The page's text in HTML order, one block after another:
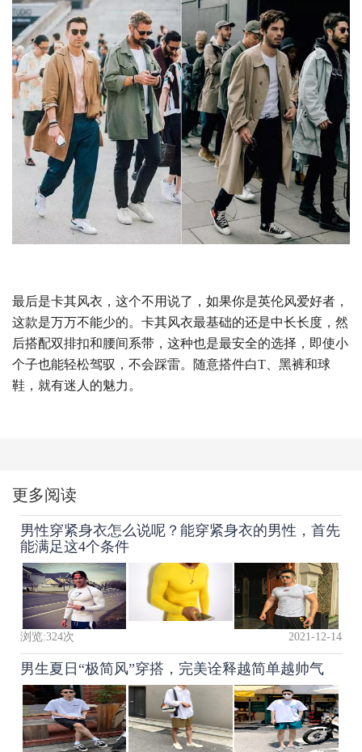
最后是卡其风衣，这个不用说了，如果你是英伦风爱好者，
这款是万万不能少的。卡其风衣最基础的还是中长长度，然
后搭配双排扣和腰间系带，这种也是最安全的选择，即使小
个子也能轻松驾驭，不会踩雷。随意搭件白T、黑裤和球
鞋，就有迷人的魅力。
更多阅读
男性穿紧身衣怎么说呢？能穿紧身衣的男性，首先
能满足这4个条件
浏览:324次 2021-12-14
男生夏日“极简风”穿搭，完美诠释越简单越帅气